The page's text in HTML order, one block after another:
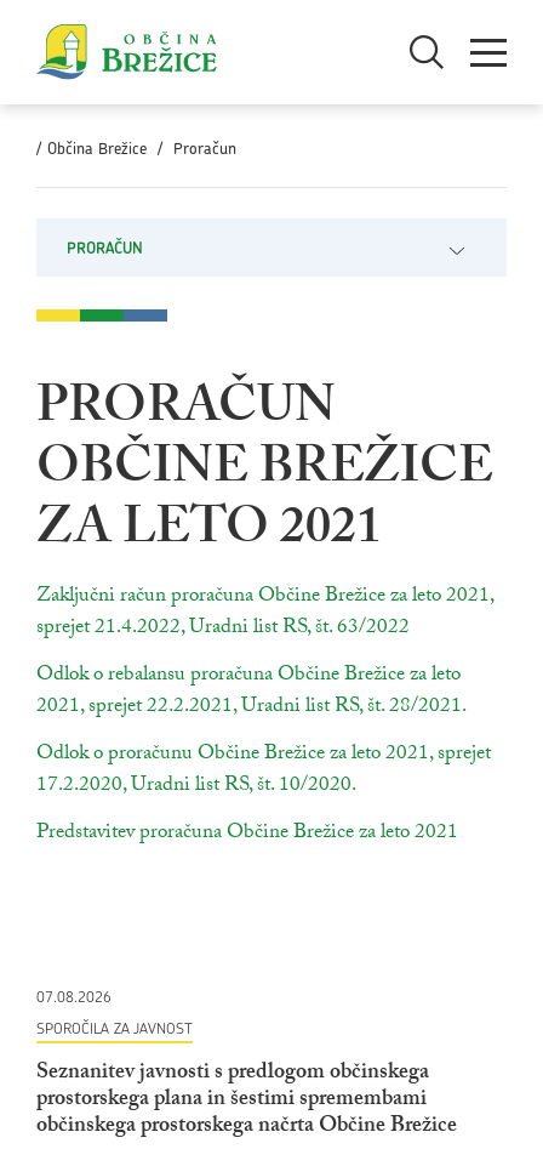
Odpri iskanjeOdpri meni
/ Občina Brežice / Proračun
PRORAČUN
PRORAČUN
OBČINE BREŽICE
ZA LETO 2021
povezava na dokument
Zaključni račun proračuna Občine Brežice za leto 2021,
sprejet 21.4.2022, Uradni list RS, št. 63/2022
povezava na dokument
Odlok o rebalansu proračuna Občine Brežice za leto
2021, sprejet 22.2.2021, Uradni list RS, št. 28/2021.
povezava na dokument
Odlok o proračunu Občine Brežice za leto 2021, sprejet
17.2.2020, Uradni list RS, št. 10/2020.
povezava na dokument
Predstavitev proračuna Občine Brežice za leto 2021
07.08.2026
SPOROČILA ZA JAVNOST
Seznanitev javnosti s predlogom občinskega
prostorskega plana in šestimi spremembami
občinskega prostorskega načrta Občine Brežice